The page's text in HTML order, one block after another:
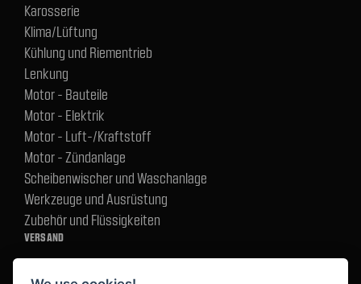
Karosserie
Klima/Lüftung
Kühlung und Riementrieb
Lenkung
Motor - Bauteile
Motor - Elektrik
Motor - Luft-/Kraftstoff
Motor - Zündanlage
Scheibenwischer und Waschanlage
Werkzeuge und Ausrüstung
Zubehör und Flüssigkeiten
VERSAND